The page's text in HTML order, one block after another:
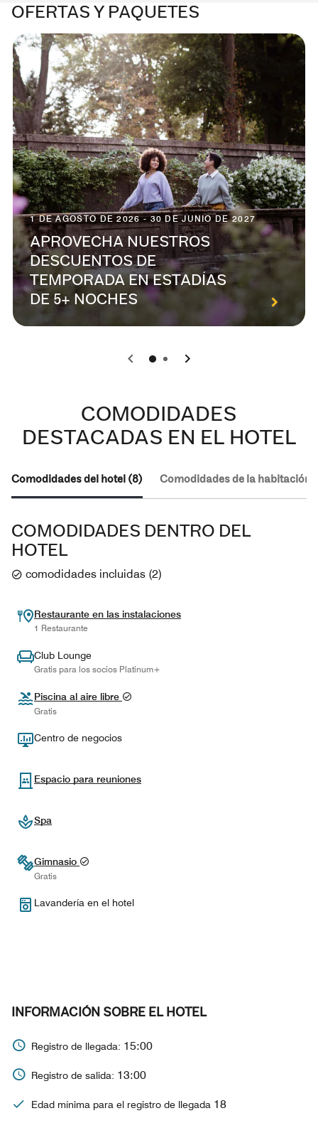
OFERTAS Y PAQUETES
1 DE AGOSTO DE 2026 - 30 DE JUNIO DE 2027
APROVECHA NUESTROS
DESCUENTOS DE
TEMPORADA EN ESTADÍAS
DE 5+ NOCHES
0 1
COMODIDADES
DESTACADAS EN EL HOTEL
Comodidades del hotel (8) Comodidades de la habitación
COMODIDADES DENTRO DEL
HOTEL
comodidades incluidas (2)
Restaurante en las instalaciones
1 Restaurante
Club Lounge
Gratis para los socios Platinum+
Piscina al aire libre
Gratis
Centro de negocios
Espacio para reuniones
Spa
Gimnasio
Gratis
Lavandería en el hotel
INFORMACIÓN SOBRE EL HOTEL
Registro de llegada: 15:00
Registro de salida: 13:00
Edad mínima para el registro de llegada 18